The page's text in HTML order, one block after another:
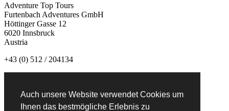
Auch unsere Website verwendet Cookies um
Ihnen das bestmögliche Erlebnis zu
Adventure Top Tours
Furtenbach Adventures GmbH
Höttinger Gasse 12
6020 Innsbruck
Austria
+43 (0) 512 / 204134
Newsletteranmeldung: